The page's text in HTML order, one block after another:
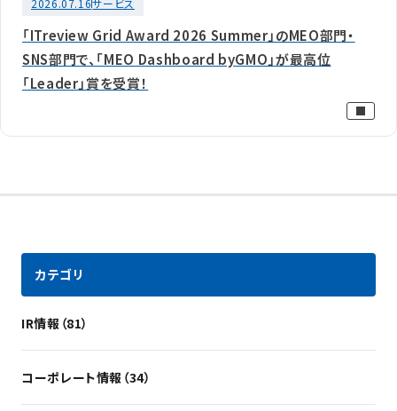
「ITreview Grid Award 2026 Summer」のMEO部門・
SNS部門で、「MEO Dashboard byGMO」が最高位
「Leader」賞を受賞！
カテゴリ
IR情報（81）
コーポレート情報（34）